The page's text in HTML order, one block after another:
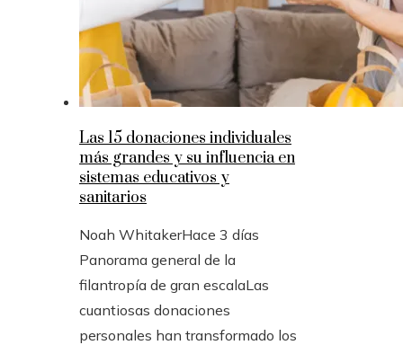
Las 15 donaciones individuales
más grandes y su influencia en
sistemas educativos y
sanitarios
Noah WhitakerHace 3 días
Panorama general de la
filantropía de gran escalaLas
cuantiosas donaciones
personales han transformado los